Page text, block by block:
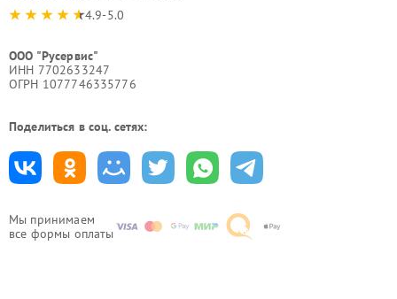
Мы принимаем
все формы оплаты
4.9-5.0
ООО "Русервис"
ИНН 7702633247
ОГРН 1077746335776
Поделиться в соц. сетях: